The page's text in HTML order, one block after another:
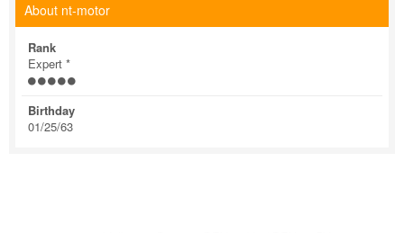
About nt-motor
Rank
Expert *
Birthday
01/25/63